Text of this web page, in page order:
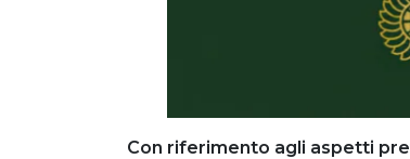
Con riferimento agli aspetti